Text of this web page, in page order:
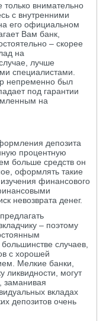
только внимательно
с внутренними
его официальном
Вам банк,
– скорее
на
лучше
специалистами.
непременно был
под гарантии
на
депозита
процентную
больше средств он
оформлять такие
финансового
невозврата денег.
– поэтому
случаев,
с хорошей
Мелкие банки,
ликвидности, могут
заманивая
вкладах
депозитов очень